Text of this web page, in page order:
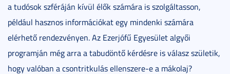
a tudósok szféráján kívül élők számára is szolgáltasson,
például hasznos információkat egy mindenki számára
elérhető rendezvényen. Az Ezerjófű Egyesület algyői
programján még arra a tabudöntő kérdésre is válasz születik,
hogy valóban a csontritkulás ellenszere-e a mákolaj?